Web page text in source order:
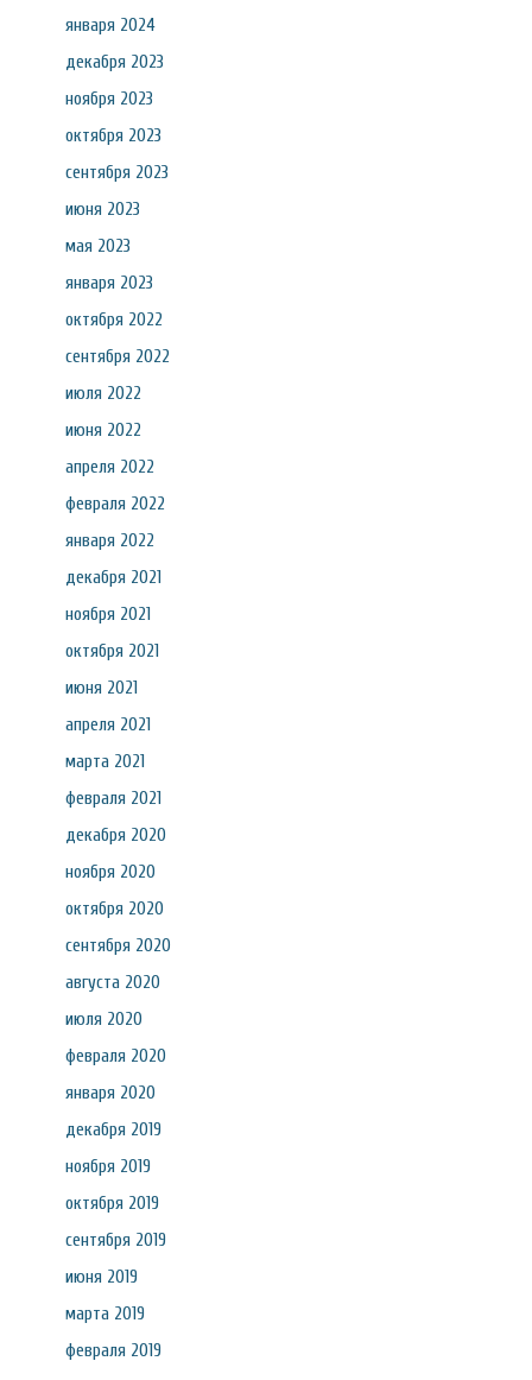
января 2024
декабря 2023
ноября 2023
октября 2023
сентября 2023
июня 2023
мая 2023
января 2023
октября 2022
сентября 2022
июля 2022
июня 2022
апреля 2022
февраля 2022
января 2022
декабря 2021
ноября 2021
октября 2021
июня 2021
апреля 2021
марта 2021
февраля 2021
декабря 2020
ноября 2020
октября 2020
сентября 2020
августа 2020
июля 2020
февраля 2020
января 2020
декабря 2019
ноября 2019
октября 2019
сентября 2019
июня 2019
марта 2019
февраля 2019